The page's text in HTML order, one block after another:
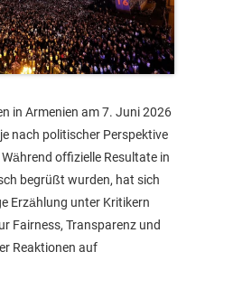
in Armenien am 7. Juni 2026
nach politischer Perspektive
offizielle Resultate in
begrüßt wurden, hat sich
Erzählung unter Kritikern
Fairness, Transparenz und
Reaktionen auf